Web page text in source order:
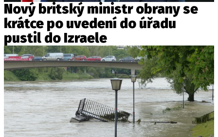
Nový britský ministr obrany se
krátce po uvedení do úřadu
pustil do Izraele